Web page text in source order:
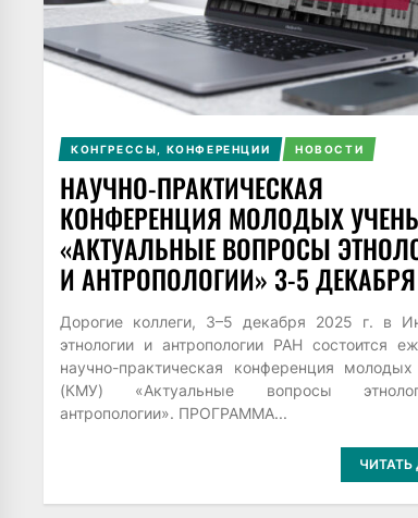
КОНГРЕССЫ, КОНФЕРЕНЦИИ НОВОСТИ
НАУЧНО-ПРАКТИЧЕСКАЯ
КОНФЕРЕНЦИЯ МОЛОДЫХ
«АКТУАЛЬНЫЕ ВОПРОСЫ
И АНТРОПОЛОГИИ» 3-5 ДЕКАБРЯ
Дорогие коллеги, 3–5 декабря 2025 г. в
этнологии и антропологии РАН состоится
научно-практическая конференция
(КМУ) «Актуальные вопросы
антропологии». ПРОГРАММА...
ЧИТАТЬ